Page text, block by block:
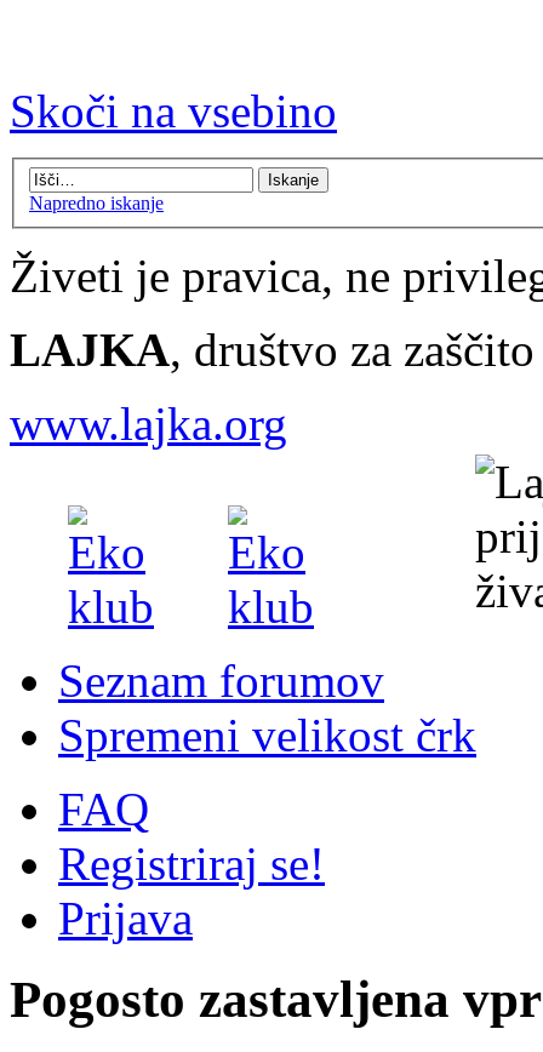
Skoči na vsebino
Napredno iskanje
Živeti je pravica, ne
LAJKA, društvo za
www.lajka.org
Seznam forumov
Spremeni velikost črk
FAQ
Registriraj se!
Prijava
Pogosto zastavljena